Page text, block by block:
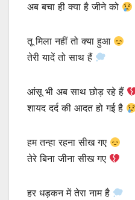
अब बचा ही क्या है जीने को
तू मिला नहीं तो क्या हुआ
तेरी यादें तो साथ हैं
आंसू भी अब साथ छोड़ रहे हैं
शायद दर्द की आदत हो गई है
हम तन्हा रहना सीख गए
तेरे बिना जीना सीख गए
हर धड़कन में तेरा नाम है